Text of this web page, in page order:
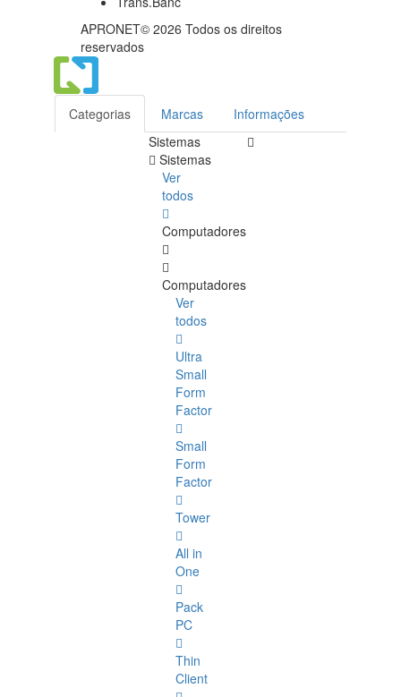
APRONET© 2026 Todos os direitos
reservados
Categorias Marcas
Informações
Sistemas
Sistemas
Ver
todos
Computadores
Computadores
Ver
todos
Ultra
Small
Form
Factor
Small
Form
Factor
Tower
All in
One
Pack
PC
Thin
Client